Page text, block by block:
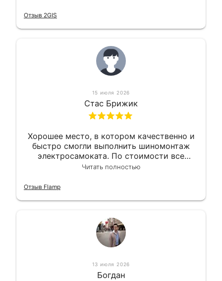
Отзыв 2GIS
15 июля 2026
Стас Брижик
Хорошее место, в котором качественно и
быстро смогли выполнить шиномонтаж
электросамоката. По стоимости все
вышло вообще приемлемо хочу сказать.
Читать полностью
Отзыв Flamp
13 июля 2026
Богдан